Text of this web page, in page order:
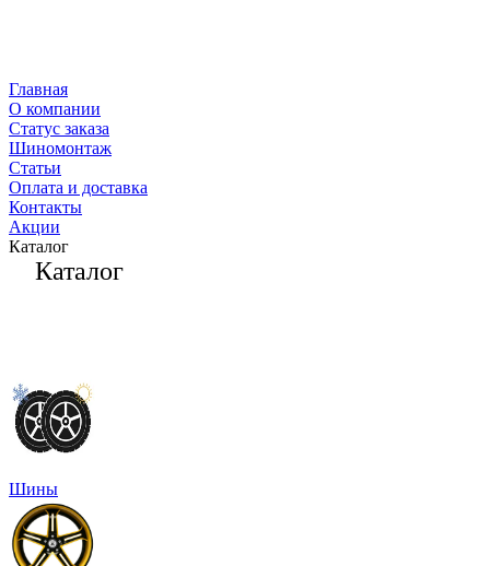
Главная
О компании
Статус заказа
Шиномонтаж
Статьи
Оплата и доставка
Контакты
Акции
Каталог
Каталог
Шины